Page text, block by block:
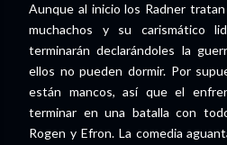
Aunque al inicio los Radner
muchachos y su carismático
terminarán declarándoles la
ellos no pueden dormir. Por
están mancos, así que el
terminar en una batalla con
Rogen y Efron. La comedia